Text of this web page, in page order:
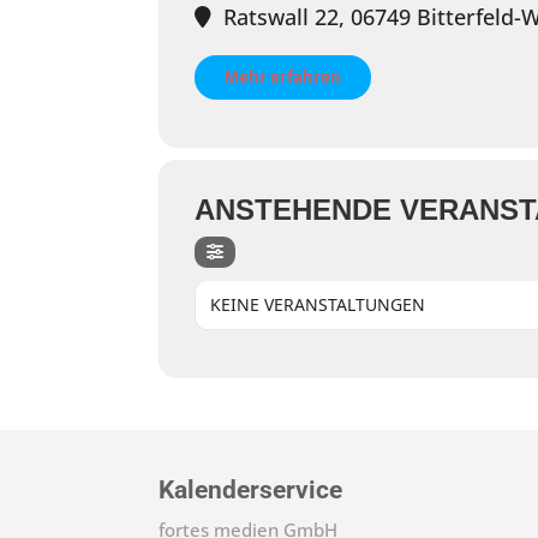
Ratswall 22, 06749 Bitterfeld-
Mehr erfahren
ANSTEHENDE
KEINE VERANSTALTUNGEN
Kalenderservice
fortes medien GmbH